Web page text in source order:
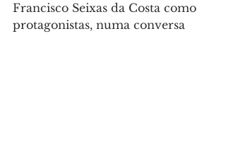
Francisco Seixas da Costa como
protagonistas, numa conversa